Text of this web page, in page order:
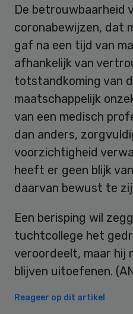
De betrouwbaarheid
coronabewijzen, dat
gaf na een tijd van
afhankelijk van
totstandkoming van
maatschappelijk
van een medisch
dan anders,
voorzichtigheid
heeft er geen blijk
daarvan bewust te
Een berisping wil
tuchtcollege het
veroordeelt, maar hij
blijven uitoefenen.
Reageer op dit artikel